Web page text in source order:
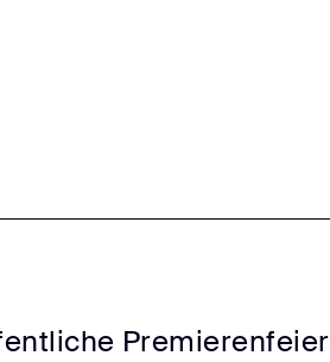
Premierenfeier